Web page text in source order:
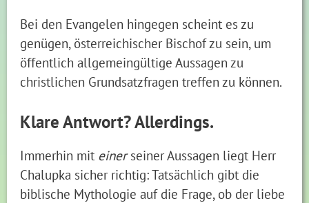
Bei den Evangelen hingegen scheint es zu
genügen, österreichischer Bischof zu sein, um
öffentlich allgemeingültige Aussagen zu
christlichen Grundsatzfragen treffen zu können.
Klare Antwort? Allerdings.
Immerhin mit einerseiner Aussagen liegt Herr
Chalupka sicher richtig: Tatsächlich gibt die
biblische Mythologie auf die Frage, ob der liebe